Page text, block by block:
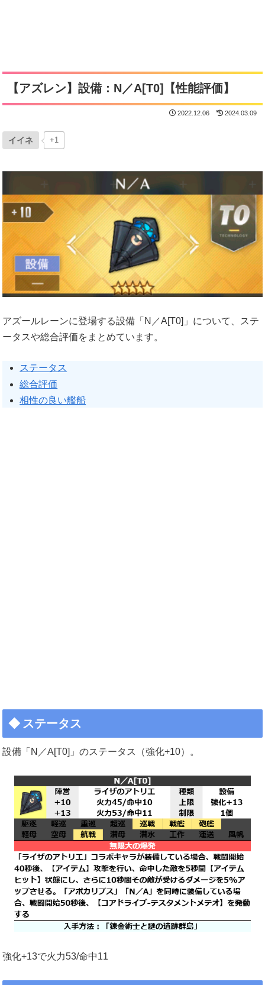
【アズレン】設備：N／A[T0]【性能評価】
2022.12.06 2024.03.09
イイネ +1
アズールレーンに登場する設備「N／A[T0]」について、ステ
ータスや総合評価をまとめています。
ステータス
総合評価
相性の良い艦船
ステータス
設備「N／A[T0]」のステータス（強化+10）。
強化+13で火力53/命中11